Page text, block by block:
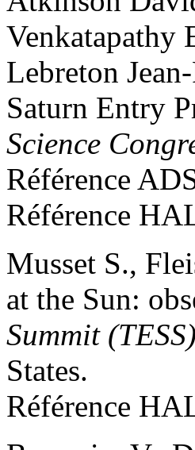
Venkatapathy
Lebreton
Saturn Entry
Science
Référence
Référence
Musset S.,
at the Sun:
Summit (TESS)
States.
Référence